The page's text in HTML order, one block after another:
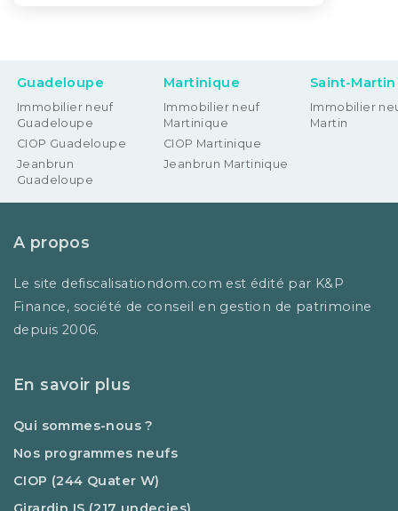
Guadeloupe
Immobilier neuf
Guadeloupe
CIOP Guadeloupe
Jeanbrun
Guadeloupe
Martinique
Immobilier neuf
Martinique
CIOP Martinique
Jeanbrun Martinique
Saint-Martin
Immobilier
Martin
A propos
Le site defiscalisationdom.com est édité par K&P
Finance, société de conseil en gestion de patrimoine
depuis 2006.
En savoir plus
Qui sommes-nous ?
Nos programmes neufs
CIOP (244 Quater W)